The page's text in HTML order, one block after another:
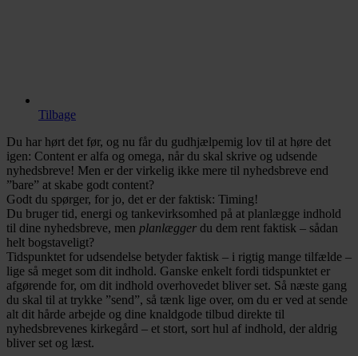
Tilbage
Du har hørt det før, og nu får du gudhjælpemig lov til at høre det
igen: Content er alfa og omega, når du skal skrive og udsende
nyhedsbreve! Men er der virkelig ikke mere til nyhedsbreve end
”bare” at skabe godt content?
Godt du spørger, for jo, det er der faktisk: Timing!
Du bruger tid, energi og tankevirksomhed på at planlægge indhold
til dine nyhedsbreve, men planlægger du dem rent faktisk – sådan
helt bogstaveligt?
Tidspunktet for udsendelse betyder faktisk – i rigtig mange tilfælde –
lige så meget som dit indhold. Ganske enkelt fordi tidspunktet er
afgørende for, om dit indhold overhovedet bliver set. Så næste gang
du skal til at trykke ”send”, så tænk lige over, om du er ved at sende
alt dit hårde arbejde og dine knaldgode tilbud direkte til
nyhedsbrevenes kirkegård – et stort, sort hul af indhold, der aldrig
bliver set og læst.